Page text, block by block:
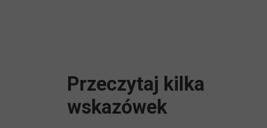
Przeczytaj kilka
wskazówek